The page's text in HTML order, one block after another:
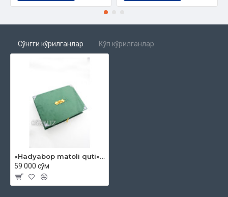
Сўнгги кўрилганлар Кўп кўрилганлар
«Hadyabop matoli quti» (katta)
59 000 сўм